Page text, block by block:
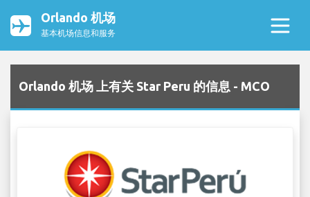
Orlando 机场
基本机场信息和服务
Orlando 机场 上有关 Star Peru 的信息 - MCO